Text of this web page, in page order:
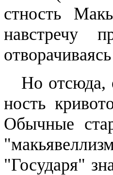
стность
навстре­чу
Но отсюда,
ность
Обычные
"
"Государя"